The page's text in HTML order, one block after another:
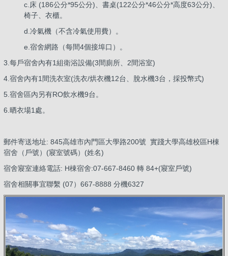
c.床 (186公分*95公分)、書桌(122公分*46公分*高度63公分)、
椅子、衣櫃。
d.冷氣機（不含冷氣使用費）。
e.宿舍網路（每間4個接埠口）。
3.每戶宿舍內有1組衛浴設備(3間廁所、2間浴室)
4.宿舍內有1間洗衣室(洗衣/烘衣機12台、脫水機3台，採投幣式)
5.宿舍區內另有RO飲水機9台。
6.晒衣場1處。
郵件寄送地址: 845高雄市內門區大學路200號 實踐大學高雄校區H棟
宿舍（戶號）(寢室號碼）(姓名)
宿舍寢室連絡電話: H棟宿舍:07-667-8460 轉 84+(寢室戶號)
宿舍相關事宜聯繫 (07）667-8888 分機6327